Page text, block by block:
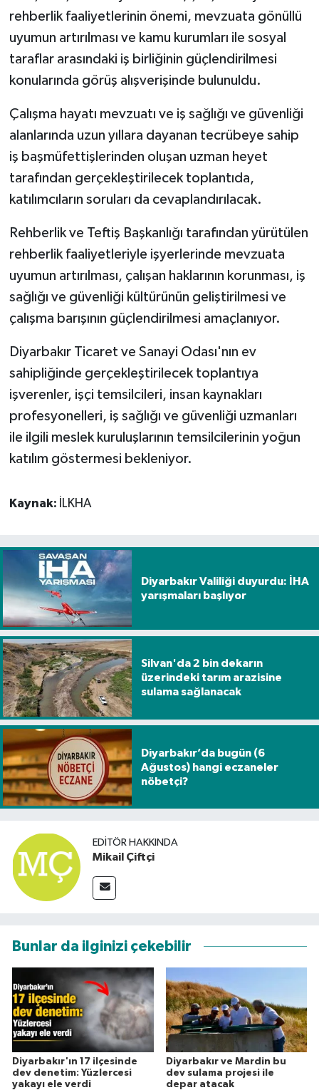
rehberlik faaliyetlerinin önemi, mevzuata gönüllü
uyumun artırılması ve kamu kurumları ile sosyal
taraflar arasındaki iş birliğinin güçlendirilmesi
konularında görüş alışverişinde bulunuldu.
Çalışma hayatı mevzuatı ve iş sağlığı ve güvenliği
alanlarında uzun yıllara dayanan tecrübeye sahip
iş başmüfettişlerinden oluşan uzman heyet
tarafından gerçekleştirilecek toplantıda,
katılımcıların soruları da cevaplandırılacak.
Rehberlik ve Teftiş Başkanlığı tarafından yürütülen
rehberlik faaliyetleriyle işyerlerinde mevzuata
uyumun artırılması, çalışan haklarının korunması, iş
sağlığı ve güvenliği kültürünün geliştirilmesi ve
çalışma barışının güçlendirilmesi amaçlanıyor.
Diyarbakır Ticaret ve Sanayi Odası'nın ev
sahipliğinde gerçekleştirilecek toplantıya
işverenler, işçi temsilcileri, insan kaynakları
profesyonelleri, iş sağlığı ve güvenliği uzmanları
ile ilgili meslek kuruluşlarının temsilcilerinin yoğun
katılım göstermesi bekleniyor.
Kaynak: İLKHA
Diyarbakır Valiliği duyurdu: İHA
yarışmaları başlıyor
Silvan'da 2 bin dekarın
üzerindeki tarım arazisine
sulama sağlanacak
Diyarbakır’da bugün (6
Ağustos) hangi eczaneler
nöbetçi?
EDITÖR HAKKINDA
Mikail Çiftçi
Bunlar da ilginizi çekebilir
Diyarbakır'ın 17 ilçesinde
dev denetim: Yüzlercesi
yakayı ele verdi
Diyarbakır ve Mardin bu
dev sulama projesi ile
depar atacak